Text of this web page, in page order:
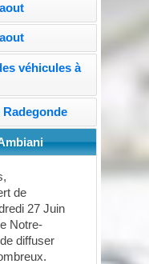
véhicules à
de
27 Juin
Notre-
diffuser